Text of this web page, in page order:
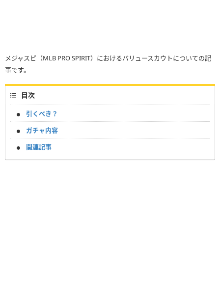
メジャスピ（MLB PRO SPIRIT）におけるバリュースカウトについての記
事です。
目次
引くべき？
ガチャ内容
関連記事